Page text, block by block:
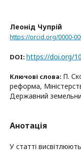
Леонід Чупрій
https://orcid.org/0000-
DOI: https://doi.org/
Ключові слова: П.
реформа,
Державний
Анотація
У статті